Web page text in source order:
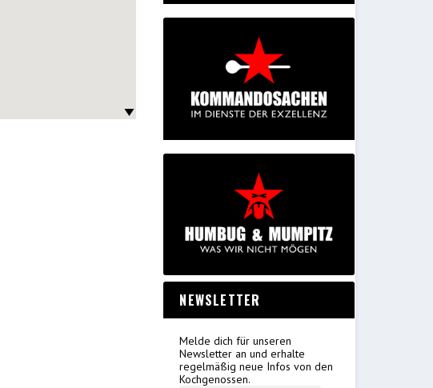
NEWSLETTER
Melde dich für unseren
Newsletter an und erhalte
regelmäßig neue Infos von den
Kochgenossen.